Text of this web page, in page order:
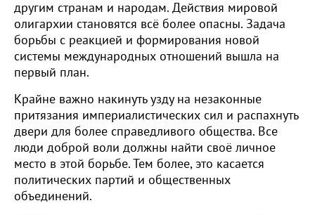
другим странам и народам. Действия мировой
олигархии становятся всё более опасны. Задача
борьбы с реакцией и формирования новой
системы международных отношений вышла на
первый план.
Крайне важно накинуть узду на незаконные
притязания империалистических сил и распахнуть
двери для более справедливого общества. Все
люди доброй воли должны найти своё личное
место в этой борьбе. Тем более, это касается
политических партий и общественных
объединений.